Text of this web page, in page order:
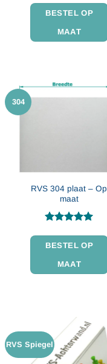
4.87
uit 5
BESTEL OP
MAAT
304
RVS 304 plaat – Op
maat
4.94
uit 5
BESTEL OP
MAAT
RVS Spiegel